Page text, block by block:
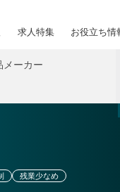
求人特集 お役立ち情
メーカー
残業少なめ